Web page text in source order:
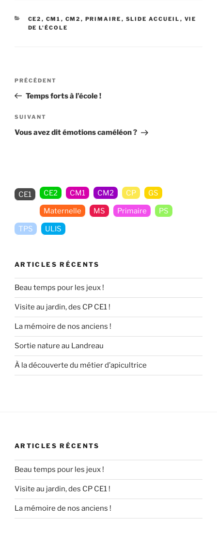
CATÉGORIES
CE2 , CM1 , CM2 , PRIMAIRE , SLIDE ACCUEIL , VIE
DE L'ÉCOLE
Navigation
l’article
Article
précédent
PRÉCÉDENT
Temps forts à l’école !
Article
suivant
SUIVANT
Vous avez dit émotions caméléon ?
CE1 CE2 CM1 CM2 CP GS
Maternelle MS Primaire PS
TPS ULIS
ARTICLES RÉCENTS
Beau temps pour les jeux !
Visite au jardin, des CP CE1 !
La mémoire de nos anciens !
Sortie nature au Landreau
À la découverte du métier d’apicultrice
ARTICLES RÉCENTS
Beau temps pour les jeux !
Visite au jardin, des CP CE1 !
La mémoire de nos anciens !